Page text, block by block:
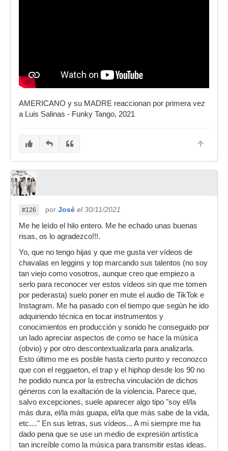
AMERICANO y su MADRE reaccionan por primera vez
a Luis Salinas - Funky Tango, 2021
#126 por José el 30/11/2021
Me he leído el hilo entero. Me he echado unas buenas
risas, os lo agradezco!!!.
Yo, que no tengo hijas y que me gusta ver vídeos de
chavalas en leggins y top marcando sus talentos (no soy
tan viejo como vosotros, aunque creo que empiezo a
serlo para reconocer ver estos vídeos sin que me tomen
por pederasta) suelo poner en mute el audio de TikTok e
Instagram. Me ha pasado con el tiempo que según he ido
adquiriendo técnica en tocar instrumentos y
conocimientos en producción y sonido he conseguido por
un lado apreciar aspectos de como se hace la música
(obvio) y por otro descontextualizarla para analizarla.
Esto último me es posble hasta cierto punto y reconozco
que con el reggaeton, el trap y el hiphop desde los 90 no
he podido nunca por la estrecha vinculación de dichos
géneros con la exaltación de la violencia. Parece que,
salvo excepciones, suele aparecer algo tipo "soy el/la
más dura, el/la más guapa, el/la que más sabe de la vida,
etc...." En sus letras, sus vídeos... A mi siempre me ha
dado pena que se use un medio de expresión artística
tan increíble como la música para transmitir estas ideas.